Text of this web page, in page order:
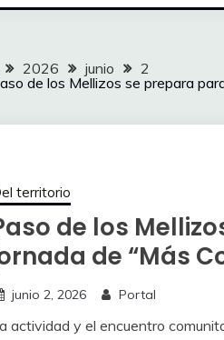
2026 junio
2
de los Mellizos se prepara
territorio
de los
de “Más
junio 2, 2026 Portal
actividad y el encuentro